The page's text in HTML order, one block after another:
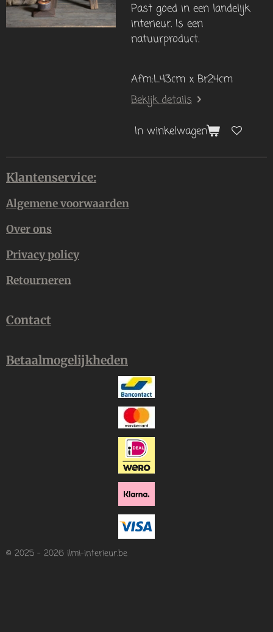
Past goed in een landelijk
interieur. Is een
natuurproduct.
Afm:L43cm x Br24cm
Bekijk details
In winkelwagen
Klantenservice:
Algemene voorwaarden
Over ons
Privacy policy
Retourneren
Contact
Betaalmogelijkheden
© 2025 - 2026 ilmi-interieur.be